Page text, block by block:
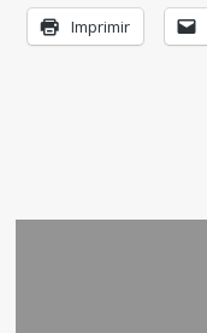
Imprimir